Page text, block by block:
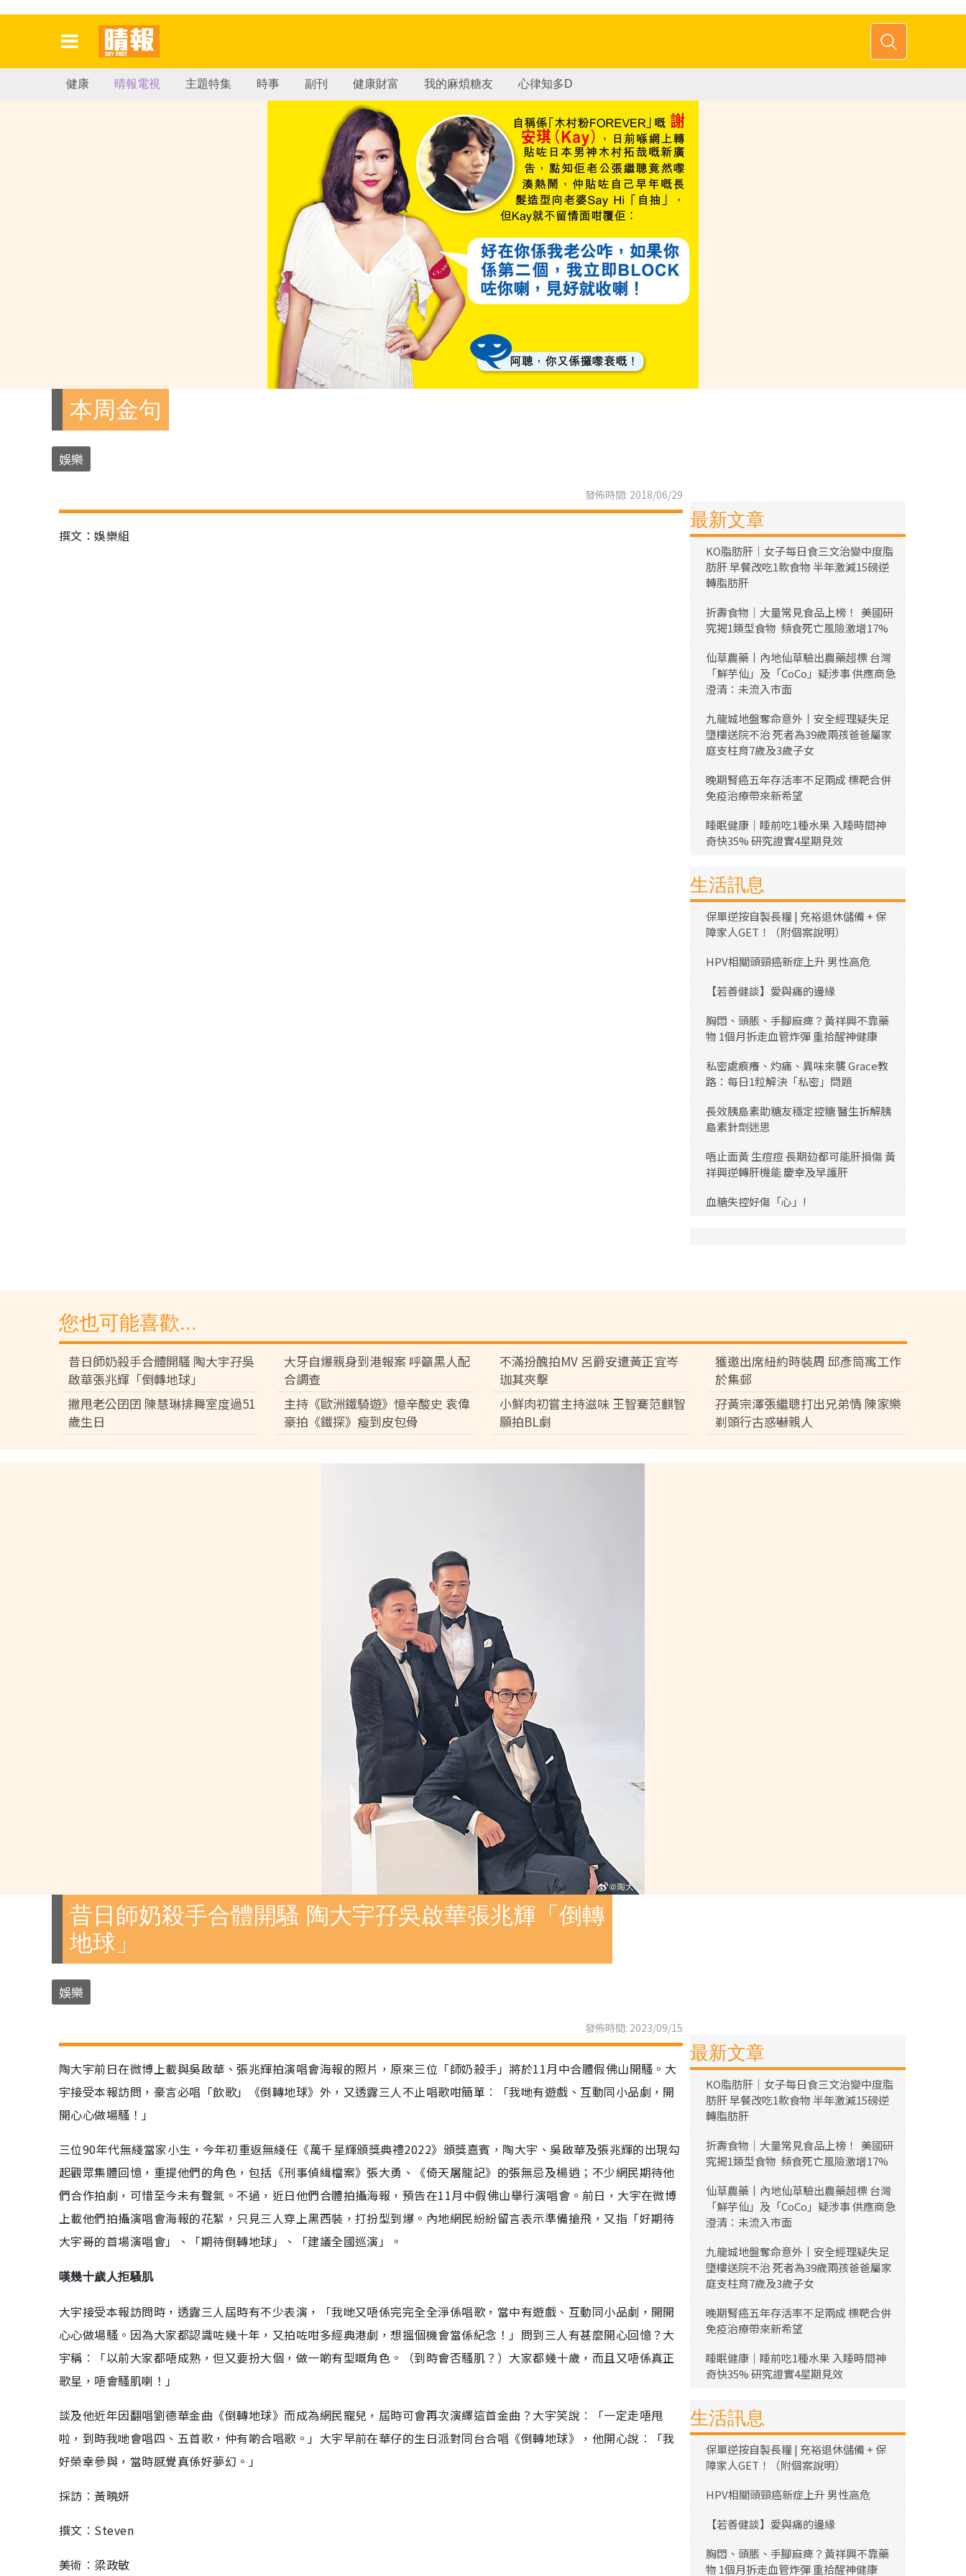
健康 晴報電視 主題特集 時事 副刊 健康財富 我的麻煩糖友 心律知多D
本周金句
娛樂
發佈時間: 2018/06/29
撰文：娛樂組
最新文章
KO脂肪肝｜女子每日食三文治變中度脂
肪肝 早餐改吃1款食物 半年激減15磅逆
轉脂肪肝
折壽食物｜大量常見食品上榜！ 美國研
究揭1類型食物 頻食死亡風險激增17%
仙草農藥丨內地仙草驗出農藥超標 台灣
「鮮芋仙」及「CoCo」疑涉事 供應商急
澄清：未流入市面
九龍城地盤奪命意外丨安全經理疑失足
墮樓送院不治 死者為39歲兩孩爸爸屬家
庭支柱育7歲及3歲子女
晚期腎癌五年存活率不足兩成 標靶合併
免疫治療帶來新希望
睡眠健康｜睡前吃1種水果 入睡時間神
奇快35% 研究證實4星期見效
生活訊息
保單逆按自製長糧 | 充裕退休儲備 + 保
障家人GET！（附個案說明）
HPV相關頭頸癌新症上升 男性高危
【若善健談】愛與痛的邊緣
胸悶、頭脹、手腳麻痺？黃祥興不靠藥
物 1個月拆走血管炸彈 重拾醒神健康
私密處痕癢、灼痛、異味來襲 Grace教
路：每日1粒解決「私密」問題
長效胰島素助糖友穩定控糖 醫生拆解胰
島素針劑迷思
唔止面黃 生痘痘 長期攰都可能肝損傷 黃
祥興逆轉肝機能 慶幸及早護肝
血糖失控好傷「心」!
您也可能喜歡...
昔日師奶殺手合體開騷 陶大宇孖吳
啟華張兆輝「倒轉地球」
大牙自爆親身到港報案 呼籲黑人配
合調查
不滿扮醜拍MV 呂爵安遭黃正宜岑
珈其夾擊
獲邀出席紐約時裝周 邱彥筒寓工作
於集郵
撇甩老公囝囝 陳慧琳排舞室度過51
歲生日
主持《歐洲鐵騎遊》憶辛酸史 袁偉
豪拍《鐵探》瘦到皮包骨
小鮮肉初嘗主持滋味 王智騫范麒智
願拍BL劇
孖黃宗澤張繼聰打出兄弟情 陳家樂
剃頭行古惑嚇親人
昔日師奶殺手合體開騷 陶大宇孖吳啟華張兆輝「倒轉
地球」
娛樂
發佈時間: 2023/09/15
陶大宇前日在微博上載與吳啟華、張兆輝拍演唱會海報的照片，原來三位「師奶殺手」將於11月中合體假佛山開騷。大
宇接受本報訪問，豪言必唱「飲歌」《倒轉地球》外，又透露三人不止唱歌咁簡單︰「我哋有遊戲、互動同小品劇，開
開心心做場騷！」
三位90年代無綫當家小生，今年初重返無綫任《萬千星輝頒獎典禮2022》頒獎嘉賓，陶大宇、吳啟華及張兆輝的出現勾
起觀眾集體回憶，重提他們的角色，包括《刑事偵緝檔案》張大勇、《倚天屠龍記》的張無忌及楊逍；不少網民期待他
們合作拍劇，可惜至今未有聲氣。不過，近日他們合體拍攝海報，預告在11月中假佛山舉行演唱會。前日，大宇在微博
上載他們拍攝演唱會海報的花絮，只見三人穿上黑西裝，打扮型到爆。內地網民紛紛留言表示準備搶飛，又指「好期待
大宇哥的首場演唱會」、「期待倒轉地球」、「建議全國巡演」。
嘆幾十歲人拒騷肌
大宇接受本報訪問時，透露三人屆時有不少表演，「我哋又唔係完完全全淨係唱歌，當中有遊戲、互動同小品劇，開開
心心做場騷。因為大家都認識咗幾十年，又拍咗咁多經典港劇，想搵個機會當係紀念！」問到三人有甚麼開心回憶？大
宇稱︰「以前大家都唔成熟，但又要扮大個，做一啲有型嘅角色。（到時會否騷肌？）大家都幾十歲，而且又唔係真正
歌星，唔會騷肌喇！」
談及他近年因翻唱劉德華金曲《倒轉地球》而成為網民寵兒，屆時可會再次演繹這首金曲？大宇笑說︰「一定走唔甩
啦，到時我哋會唱四、五首歌，仲有啲合唱歌。」大宇早前在華仔的生日派對同台合唱《倒轉地球》，他開心說︰「我
好榮幸參與，當時感覺真係好夢幻。」
採訪︰黃曉妍
撰文︰Steven
美術︰梁政敏
最新文章
KO脂肪肝｜女子每日食三文治變中度脂
肪肝 早餐改吃1款食物 半年激減15磅逆
轉脂肪肝
折壽食物｜大量常見食品上榜！ 美國研
究揭1類型食物 頻食死亡風險激增17%
仙草農藥丨內地仙草驗出農藥超標 台灣
「鮮芋仙」及「CoCo」疑涉事 供應商急
澄清：未流入市面
九龍城地盤奪命意外丨安全經理疑失足
墮樓送院不治 死者為39歲兩孩爸爸屬家
庭支柱育7歲及3歲子女
晚期腎癌五年存活率不足兩成 標靶合併
免疫治療帶來新希望
睡眠健康｜睡前吃1種水果 入睡時間神
奇快35% 研究證實4星期見效
生活訊息
保單逆按自製長糧 | 充裕退休儲備 + 保
障家人GET！（附個案說明）
HPV相關頭頸癌新症上升 男性高危
【若善健談】愛與痛的邊緣
胸悶、頭脹、手腳麻痺？黃祥興不靠藥
物 1個月拆走血管炸彈 重拾醒神健康